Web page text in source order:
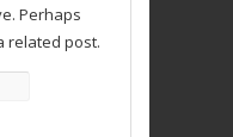
Perhaps
related post.